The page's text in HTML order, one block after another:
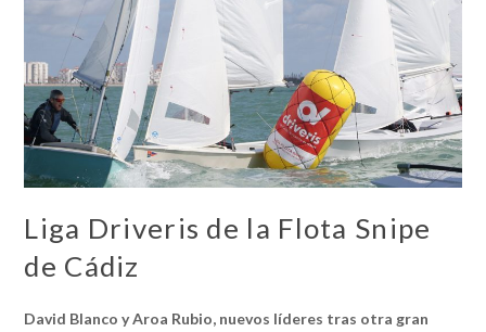
Liga Driveris de la Flota Snipe
de Cádiz
David Blanco y Aroa Rubio, nuevos líderes tras otra gran